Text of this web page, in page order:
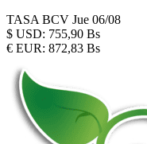
TASA BCV Jue 06/08
$ USD: 755,90 Bs
€ EUR: 872,83 Bs